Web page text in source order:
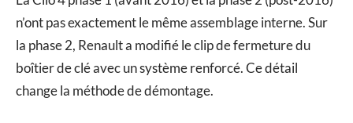
n’ont pas exactement le même assemblage interne. Sur
la phase 2, Renault a modifié le clip de fermeture du
boîtier de clé avec un système renforcé. Ce détail
change la méthode de démontage.